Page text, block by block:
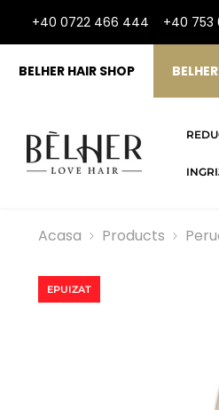
+40 0722 466 444 +40 753
BELHER HAIR SHOP
Acasa Products
EPUIZAT